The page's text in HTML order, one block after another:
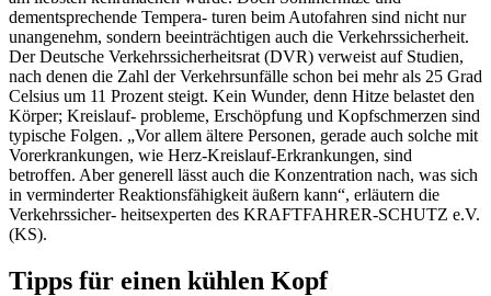
dementsprechende Tempera- turen beim Autofahren sind nicht nur
unangenehm, sondern beeinträchtigen auch die Verkehrssicherheit.
Der Deutsche Verkehrssicherheitsrat (DVR) verweist auf Studien,
nach denen die Zahl der Verkehrsunfälle schon bei mehr als 25 Grad
Celsius um 11 Prozent steigt. Kein Wunder, denn Hitze belastet den
Körper; Kreislauf- probleme, Erschöpfung und Kopfschmerzen sind
typische Folgen. „Vor allem ältere Personen, gerade auch solche mit
Vorerkrankungen, wie Herz-Kreislauf-Erkrankungen, sind
betroffen. Aber generell lässt auch die Konzentration nach, was sich
in verminderter Reaktionsfähigkeit äußern kann“, erläutern die
Verkehrssicher- heitsexperten des KRAFTFAHRER-SCHUTZ e.V.
(KS).
Tipps für einen kühlen Kopf